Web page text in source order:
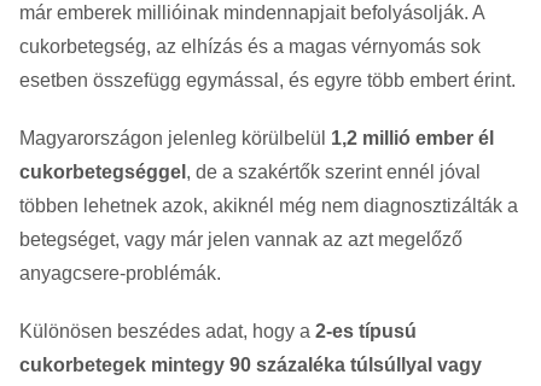
már emberek millióinak mindennapjait befolyásolják. A
cukorbetegség, az elhízás és a magas vérnyomás sok
esetben összefügg egymással, és egyre több embert érint.
Magyarországon jelenleg körülbelül 1,2 millió ember él
cukorbetegséggel , de a szakértők szerint ennél jóval
többen lehetnek azok, akiknél még nem diagnosztizálták a
betegséget, vagy már jelen vannak az azt megelőző
anyagcsere-problémák.
Különösen beszédes adat, hogy a 2-es típusú
cukorbetegek mintegy 90 százaléka túlsúllyal vagy